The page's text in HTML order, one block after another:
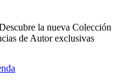
la nueva Colección
de Autor exclusivas